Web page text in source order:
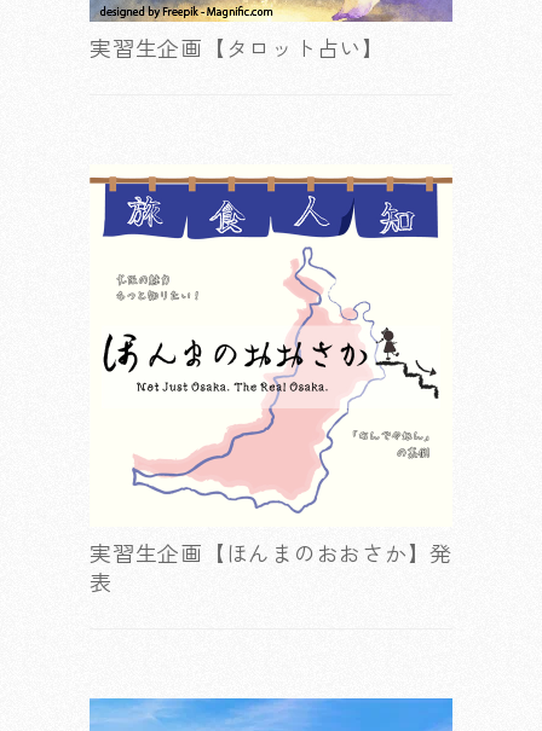
実習生企画【タロット占い】
実習生企画【ほんまのおおさか】発
表